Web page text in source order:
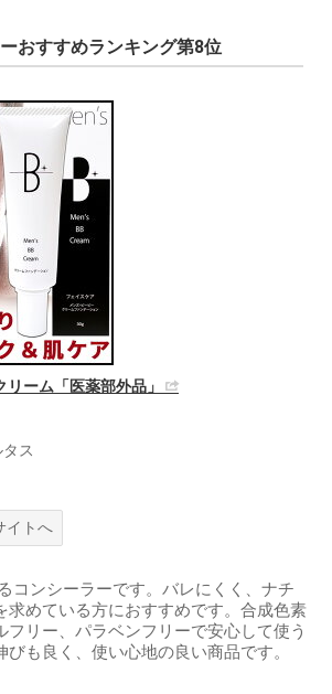
おすすめランキング第8位
ーム「医薬部外品」
ス
イトへ
コンシーラーです。バレにくく、ナチ
求めている方におすすめです。合成色素
フリー、パラベンフリーで安心して使う
びも良く、使い心地の良い商品です。